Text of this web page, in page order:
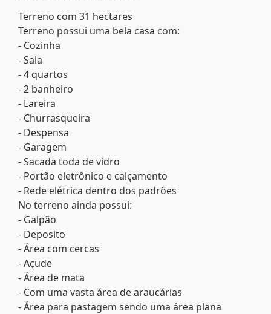
Terreno com 31 hectares
Terreno possui uma bela casa com:
- Cozinha
- Sala
- 4 quartos
- 2 banheiro
- Lareira
- Churrasqueira
- Despensa
- Garagem
- Sacada toda de vidro
- Portão eletrônico e calçamento
- Rede elétrica dentro dos padrões
No terreno ainda possui:
- Galpão
- Deposito
- Área com cercas
- Açude
- Área de mata
- Com uma vasta área de araucárias
- Área para pastagem sendo uma área plana